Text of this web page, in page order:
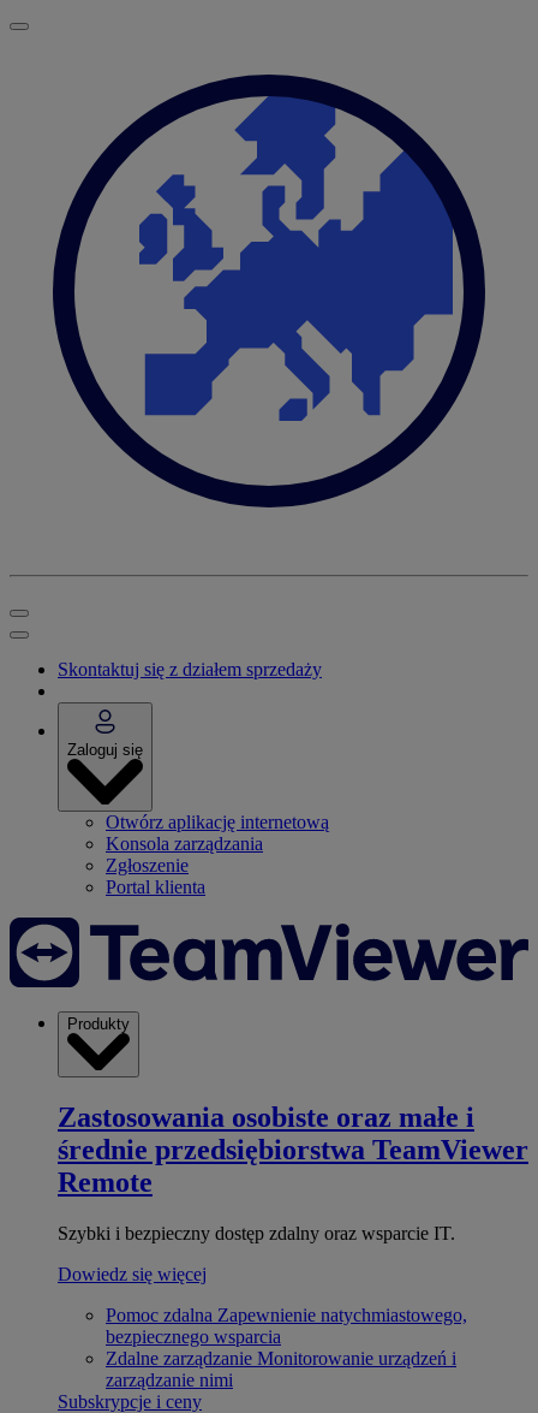
Skontaktuj się z działem sprzedaży
Zaloguj się
Otwórz aplikację internetową
Konsola zarządzania
Zgłoszenie
Portal klienta
Produkty
Zastosowania osobiste oraz małe i
średnie przedsiębiorstwa TeamViewer
Remote
Szybki i bezpieczny dostęp zdalny oraz wsparcie IT.
Dowiedz się więcej
Pomoc zdalna Zapewnienie natychmiastowego,
bezpiecznego wsparcia
Zdalne zarządzanie Monitorowanie urządzeń i
zarządzanie nimi
Subskrypcje i ceny